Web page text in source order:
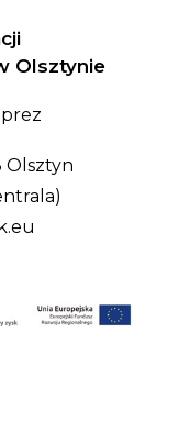
Olsztynie
Olsztyn